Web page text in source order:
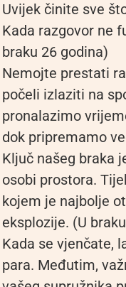
Uvijek činite sve
Kada razgovor ne
braku 26 godina)
Nemojte prestati
počeli izlaziti na
pronalazimo
dok pripremamo
Ključ našeg braka
osobi prostora.
kojem je najbolje
eksplozije. (U
Kada se vjenčate,
para. Međutim,